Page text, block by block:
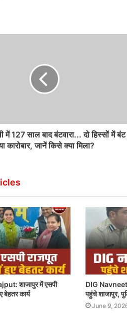
में 127 साल बाद बंटवारा... दो हिस्सों में बंट
कारोबार, जानें किसे क्या मिला?
शाजापुर में एसपी
कार्य
DIG
पहुंचे शाजापुर,
June 9,